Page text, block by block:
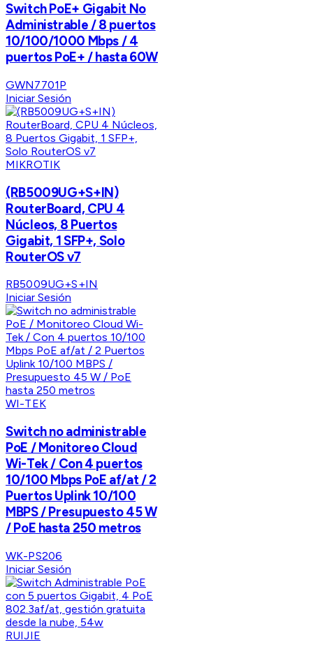
Switch PoE+ Gigabit No
Administrable / 8 puertos
10/100/1000 Mbps / 4
puertos PoE+ / hasta 60W
GWN7701P
Iniciar Sesión
MIKROTIK
(RB5009UG+S+IN)
RouterBoard, CPU 4
Núcleos, 8 Puertos
Gigabit, 1 SFP+, Solo
RouterOS v7
RB5009UG+S+IN
Iniciar Sesión
WI-TEK
Switch no administrable
PoE / Monitoreo Cloud
Wi-Tek / Con 4 puertos
10/100 Mbps PoE af/at / 2
Puertos Uplink 10/100
MBPS / Presupuesto 45 W
/ PoE hasta 250 metros
WK-PS206
Iniciar Sesión
RUIJIE